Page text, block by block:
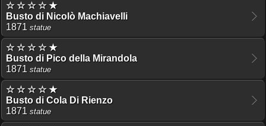
☆ ☆ ☆ ☆ ★
Busto di Nicolò Machiavelli
1871 statue
☆ ☆ ☆ ☆ ★
Busto di Pico della Mirandola
1871 statue
☆ ☆ ☆ ☆ ★
Busto di Cola Di Rienzo
1871 statue